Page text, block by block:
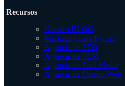
Recursos
Nuestro BLOG
Marketing para Pymes
Agencia de SEO
Agencia de SEM
Agencia de Paid Media
Agencia de Diseño Web